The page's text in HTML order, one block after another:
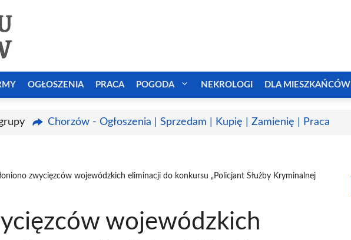
OGŁOSZENIA PRACA POGODA NEKROLOGI DLA MIESZKAŃCÓW
Chorzów - Ogłoszenia | Sprzedam | Kupię | Zamienię | Praca
zwycięzców wojewódzkich eliminacji do konkursu „Policjant Służby Kryminalnej
wojewódzkich